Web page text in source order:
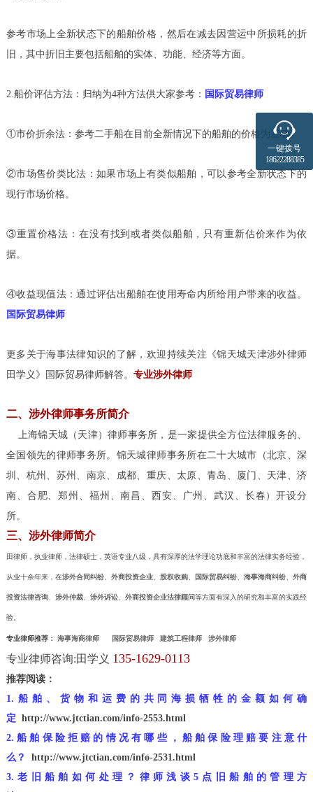
参考市场上全新状态下的船舶价格，然后在减去因营运中所损耗的折
旧，其中折旧主要包括船舶的实体、功能、经济等方面。
2.船价评估方法：归纳为4种方法供大家参考： 国际贸易律师
①市价折余法：参考二手船在目前全新情况下的船舶的价格为基础。
②市场售价类比法：如果市场上有类似船舶，可以参考全新状态下的
现行市场价格。
③重置价格法：在没有找到或者类似船舶，只有重新估价来作为依
据。
④收益现值法：通过评估出船舶在使用寿命内所给用户带来的收益。
国际贸易律师
更多关于海事法律知识的了解，欢迎持续关注《锦天城天津涉外律师
田学义》国际贸易律师解答。 专业涉外律师
二、涉外律师事务所简介
上海锦天城（天津）律师事务所，是一家提供全方位法律服务的、
全国领先的律师事务所。锦天城律师事务所在二十大城市（北京、深
圳、杭州、苏州、南京、成都、重庆、太原、青岛、厦门、天津、济
南、合肥、郑州、福州、南昌、西安、广州、武汉、长春）开设分
所。
三、涉外律师简介
田律师，执业律师，法律硕士，英语专业八级，具有深厚的法学理论功底和丰富的法律实务经验，
从业十余年来，在涉外合同纠纷、 外商投资企业 股权收购 国际贸易纠纷 、海事海商纠纷 、外商
投资法律咨询、 涉外仲裁 、涉外诉讼 、外商投资企业法律顾问等方面有深入的研究和丰富的实践经
验。
专业律师推荐： 海事海商律师 国际贸易律师 建筑工程律师 涉外律师
专业律师咨询:田学义 135-1629-0113
推荐阅读：
1.船舶、货物和运费的共同海损牺牲的金额如何确
定 http://www.jtctian.com/info-2553.html
2.船舶保险拒赔的情况有哪些，船舶保险理赔要注意什
么？
http://www.jtctian.com/info-2531.html
3.老旧船舶如何处理？律师浅谈5点旧船舶的管理方
一键拨号
18622288385